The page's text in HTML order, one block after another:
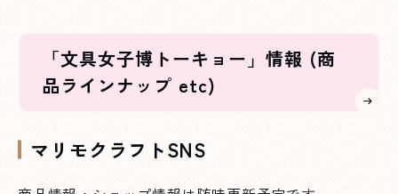
「文具女子博トーキョー」情報 (商
品ラインナップ etc)
マリモクラフトSNS